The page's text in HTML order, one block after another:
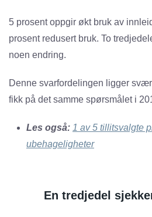
5 prosent oppgir økt bruk av
prosent redusert bruk. To
noen endring.
Denne svarfordelingen ligger
fikk på det samme spørsmålet i
Les også: 1 av 5 tillitsvalgte
ubehageligheter
En tredjedel